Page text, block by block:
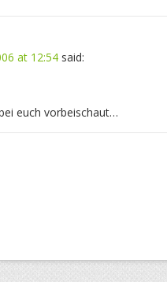
at 12:54 said:
euch vorbeischaut…